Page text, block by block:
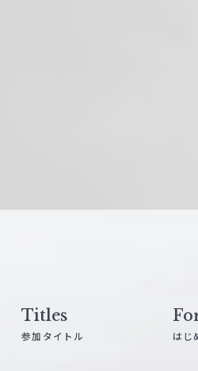
Titles
参加タイトル はじ